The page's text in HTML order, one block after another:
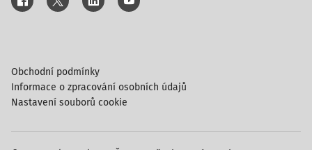
Obchodní podmínky
Informace o zpracování osobních údajů
Nastavení souborů cookie